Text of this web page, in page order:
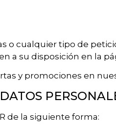
cualquier tipo de
su disposición en la
y promociones en
de la siguiente forma: